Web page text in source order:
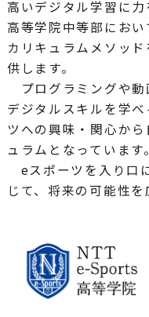
高いデジタル学習に
高等学院中等部にお
カリキュラムメソッ
供します。
プログラミングや動
デジタルスキルを学
ツへの興味・関心か
ュラムとなっています。
eスポーツを入り口
じて、将来の可能性を